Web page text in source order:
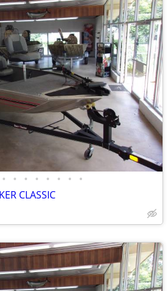
• • • • • • • •
CLASSIC